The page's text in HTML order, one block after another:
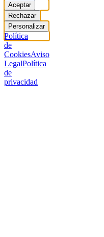
Aceptar
Rechazar
Personalizar
Política
de
CookiesAviso
LegalPolítica
de
privacidad